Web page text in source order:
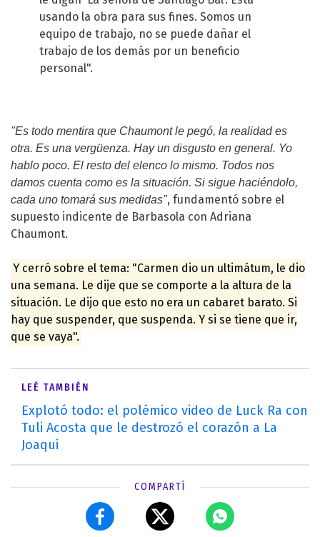
usando la obra para sus fines. Somos un
equipo de trabajo, no se puede dañar el
trabajo de los demás por un beneficio
personal".
"Es todo mentira que Chaumont le pegó, la realidad es
otra. Es una vergüenza. Hay un disgusto en general. Yo
hablo poco. El resto del elenco lo mismo. Todos nos
damos cuenta como es la situación. Si sigue haciéndolo,
cada uno tomará sus medidas", fundamentó sobre el
supuesto indicente de Barbasola con Adriana
Chaumont.
Y cerró sobre el tema: "Carmen dio un ultimátum, le dio
una semana. Le dije que se comporte a la altura de la
situación. Le dijo que esto no era un cabaret barato. Si
hay que suspender, que suspenda. Y si se tiene que ir,
que se vaya".
LEÉ TAMBIÉN
Explotó todo: el polémico video de Luck Ra con
Tuli Acosta que le destrozó el corazón a La
Joaqui
COMPARTÍ